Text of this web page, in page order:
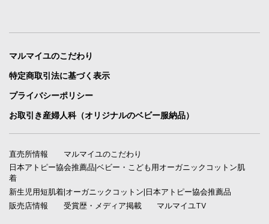
マルマイユのこだわり
特定商取引法に基づく表示
プライバシーポリシー
お取引き産婦人科（オリジナルのベビー服納品）
直売所情報
マルマイユのこだわり
日本アトピー協会推薦品|ベビー・こども用オーガニックコットン肌
着
新生児用短肌着|オーガニックコットン|日本アトピー協会推薦品
販売店情報
受賞歴・メディア掲載 マルマイユTV